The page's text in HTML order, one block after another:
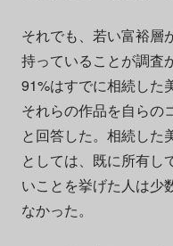
それでも、若い富裕層
持っていることが調査
91%はすでに相続した
それらの作品を自らの
と回答した。相続した
としては、既に所有し
いことを挙げた人は少
なかった。